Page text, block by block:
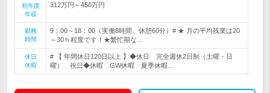
初年度
年収
312万円～450万円
勤務
時間
9：00～18：00（実働8時間、休憩60分）# ★ 月の平均残業は20
～30ｈ程度です！★繁忙期な…
休日
休暇
# 【 年間休日120日以上 】◆休日 完全週休2日制（土曜・日
曜） 祝日◆休暇 GW休暇 夏季休暇…